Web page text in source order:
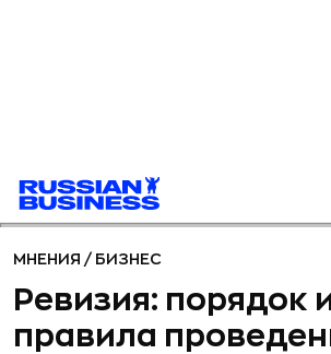
МНЕНИЯ / БИЗНЕС
Ревизия: порядок
правила